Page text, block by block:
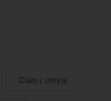
Ciało i umysł